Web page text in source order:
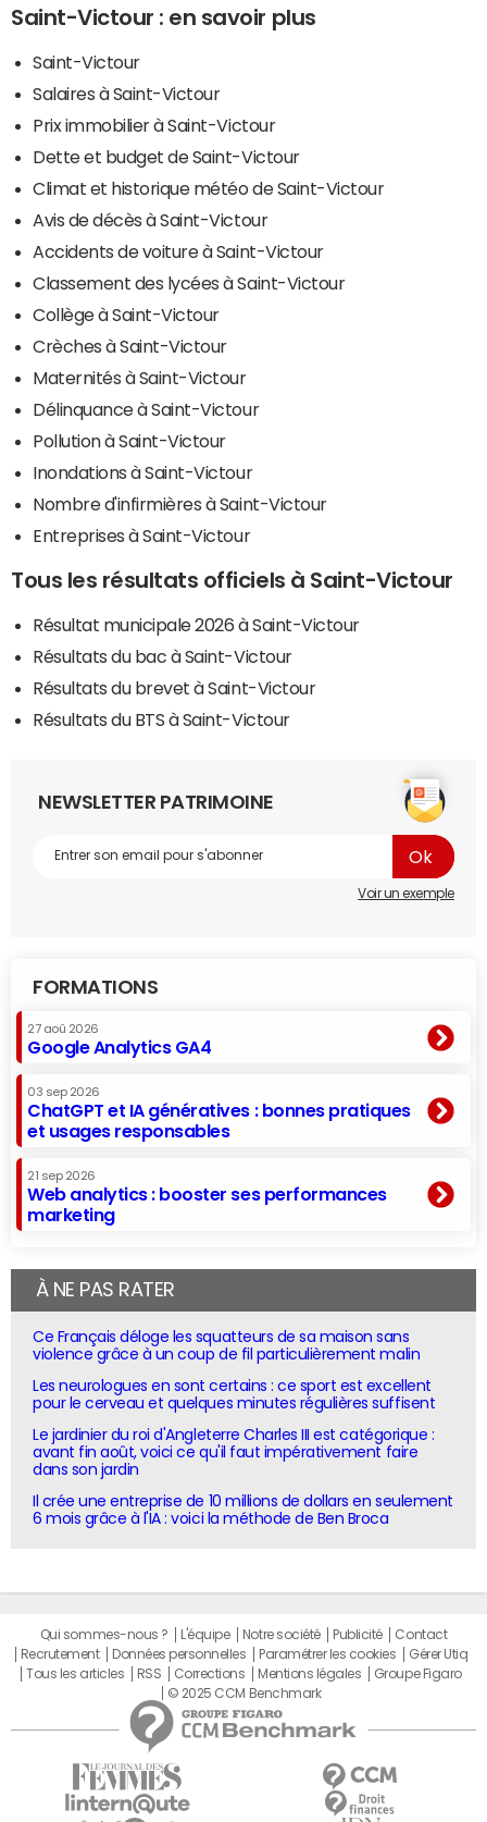
Saint-Victour : en savoir plus
Saint-Victour
Salaires à Saint-Victour
Prix immobilier à Saint-Victour
Dette et budget de Saint-Victour
Climat et historique météo de Saint-Victour
Avis de décès à Saint-Victour
Accidents de voiture à Saint-Victour
Classement des lycées à Saint-Victour
Collège à Saint-Victour
Crèches à Saint-Victour
Maternités à Saint-Victour
Délinquance à Saint-Victour
Pollution à Saint-Victour
Inondations à Saint-Victour
Nombre d'infirmières à Saint-Victour
Entreprises à Saint-Victour
Tous les résultats officiels à Saint-Victour
Résultat municipale 2026 à Saint-Victour
Résultats du bac à Saint-Victour
Résultats du brevet à Saint-Victour
Résultats du BTS à Saint-Victour
NEWSLETTER PATRIMOINE
Voir un exemple
FORMATIONS
27 aoû 2026
Google Analytics GA4
03 sep 2026
ChatGPT et IA génératives : bonnes pratiques
et usages responsables
21 sep 2026
Web analytics : booster ses performances
marketing
À NE PAS RATER
Ce Français déloge les squatteurs de sa maison sans
violence grâce à un coup de fil particulièrement malin
Les neurologues en sont certains : ce sport est excellent
pour le cerveau et quelques minutes régulières suffisent
Le jardinier du roi d'Angleterre Charles III est catégorique :
avant fin août, voici ce qu'il faut impérativement faire
dans son jardin
Il crée une entreprise de 10 millions de dollars en seulement
6 mois grâce à l'IA : voici la méthode de Ben Broca
Qui sommes-nous ? L'équipe Notre société Publicité
Contact
Recrutement
Données personnelles Paramétrer les cookies
Gérer Utiq
Tous les articles
RSS Corrections Mentions légales
Groupe Figaro
© 2025 CCM Benchmark